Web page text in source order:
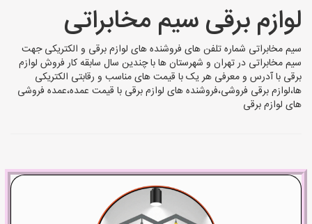
سایر گروه ها
فروشنده های لوازم برقی
لوازم برقی سیم مخابراتی
سیم مخابراتی شماره تلفن های فروشنده های لوازم برقی و الکتریکی جهت
سیم مخابراتی در تهران و شهرستان ها با چندین سال سابقه کار فروش لوازم
برقی با آدرس و معرفی هر یک با قیمت های مناسب و رقابتی الکتریکی
ها،لوازم برقی فروشی،فروشنده های لوازم برقی با قیمت عمده،عمده فروشی
های لوازم برقی